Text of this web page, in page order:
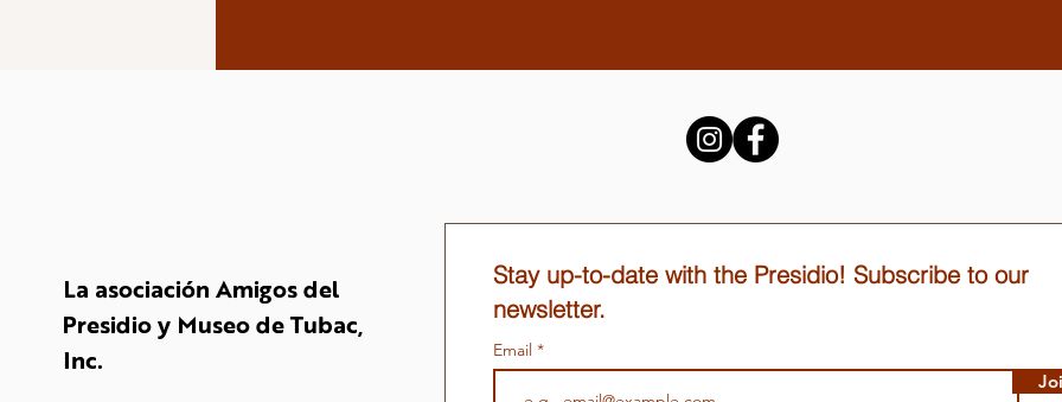
La asociación Amigos del
Presidio y Museo de Tubac,
Inc.
Stay up-to-date with the Presidio! Subscribe to our
newsletter.
Email